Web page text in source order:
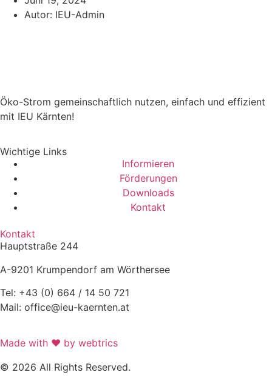
Autor: IEU-Admin
Öko-Strom gemeinschaftlich nutzen, einfach und effizient
mit IEU Kärnten!
Wichtige Links
Informieren
Förderungen
Downloads
Kontakt
Kontakt
Hauptstraße 244
A-9201 Krumpendorf am Wörthersee
Tel: +43 (0) 664 / 14 50 721
Mail: office@ieu-kaernten.at
Made with ❤ by webtrics
© 2026 All Rights Reserved.